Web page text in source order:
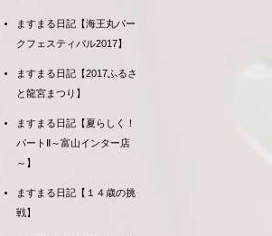
ますまる日記【海王丸パー
クフェスティバル2017】
ますまる日記【2017ふるさ
と龍宮まつり】
ますまる日記【夏らしく！
パートⅡ～富山インター店
～】
ますまる日記【１４歳の挑
戦】